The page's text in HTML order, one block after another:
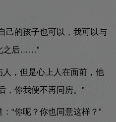
己的孩子也可以，我可以与
之后……”
，但是心上人在面前，他
，你我便不再同房。”
“你呢？你也同意这样？”